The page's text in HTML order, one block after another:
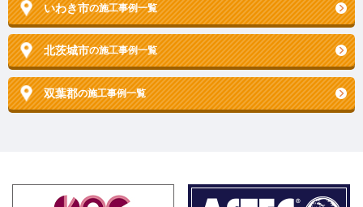
いわき市の施工事例一覧
北茨城市の施工事例一覧
双葉郡の施工事例一覧